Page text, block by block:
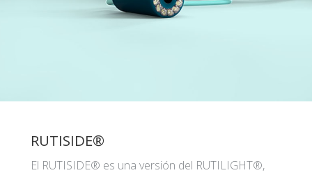
RUTISIDE®
El RUTISIDE® es una versión del RUTILIGHT®,